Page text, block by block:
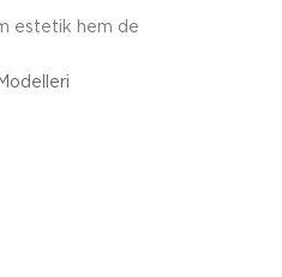
estetik hem de